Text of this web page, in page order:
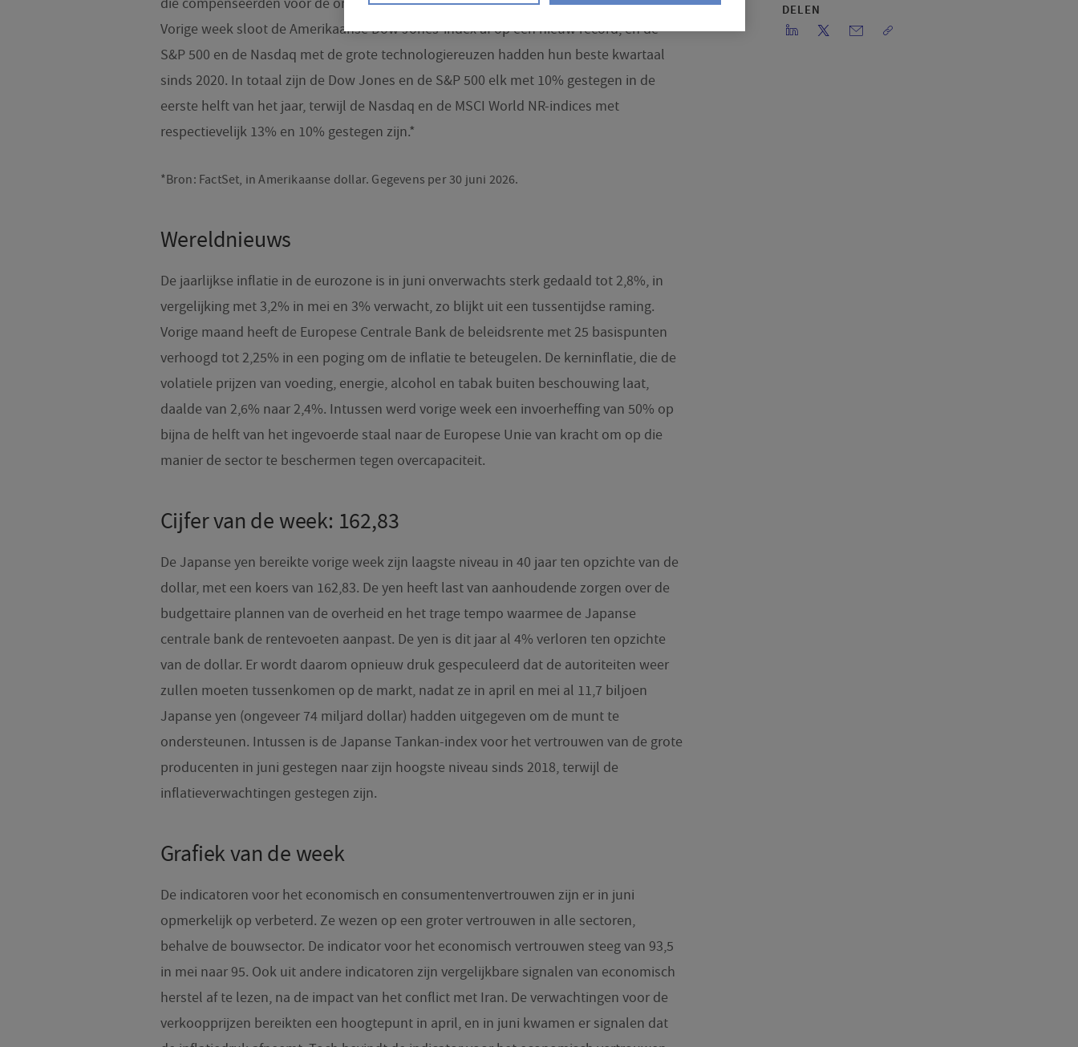
DELEN
Vorige week sloot de Amerikaanse Dow Jones-index af op een nieuw record, en de
S&P 500 en de Nasdaq met de grote technologiereuzen hadden hun beste kwartaal
sinds 2020. In totaal zijn de Dow Jones en de S&P 500 elk met 10% gestegen in de
eerste helft van het jaar, terwijl de Nasdaq en de MSCI World NR-indices met
respectievelijk 13% en 10% gestegen zijn.*
*Bron: FactSet, in Amerikaanse dollar. Gegevens per 30 juni 2026.
Wereldnieuws
De jaarlijkse inflatie in de eurozone is in juni onverwachts sterk gedaald tot 2,8%, in
vergelijking met 3,2% in mei en 3% verwacht, zo blijkt uit een tussentijdse raming.
Vorige maand heeft de Europese Centrale Bank de beleidsrente met 25 basispunten
verhoogd tot 2,25% in een poging om de inflatie te beteugelen. De kerninflatie, die de
volatiele prijzen van voeding, energie, alcohol en tabak buiten beschouwing laat,
daalde van 2,6% naar 2,4%. Intussen werd vorige week een invoerheffing van 50% op
bijna de helft van het ingevoerde staal naar de Europese Unie van kracht om op die
manier de sector te beschermen tegen overcapaciteit.
Cijfer van de week: 162,83
De Japanse yen bereikte vorige week zijn laagste niveau in 40 jaar ten opzichte van de
dollar, met een koers van 162,83. De yen heeft last van aanhoudende zorgen over de
budgettaire plannen van de overheid en het trage tempo waarmee de Japanse
centrale bank de rentevoeten aanpast. De yen is dit jaar al 4% verloren ten opzichte
van de dollar. Er wordt daarom opnieuw druk gespeculeerd dat de autoriteiten weer
zullen moeten tussenkomen op de markt, nadat ze in april en mei al 11,7 biljoen
Japanse yen (ongeveer 74 miljard dollar) hadden uitgegeven om de munt te
ondersteunen. Intussen is de Japanse Tankan-index voor het vertrouwen van de grote
producenten in juni gestegen naar zijn hoogste niveau sinds 2018, terwijl de
inflatieverwachtingen gestegen zijn.
Grafiek van de week
De indicatoren voor het economisch en consumentenvertrouwen zijn er in juni
opmerkelijk op verbeterd. Ze wezen op een groter vertrouwen in alle sectoren,
behalve de bouwsector. De indicator voor het economisch vertrouwen steeg van 93,5
in mei naar 95. Ook uit andere indicatoren zijn vergelijkbare signalen van economisch
herstel af te lezen, na de impact van het conflict met Iran. De verwachtingen voor de
verkoopprijzen bereikten een hoogtepunt in april, en in juni kwamen er signalen dat